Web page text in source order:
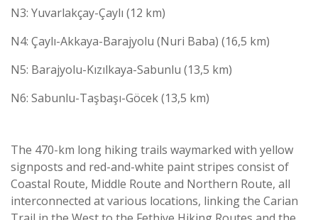
N3: Yuvarlakçay-Çaylı (12 km)
N4: Çaylı-Akkaya-Barajyolu (Nuri Baba) (16,5 km)
N5: Barajyolu-Kızılkaya-Sabunlu (13,5 km)
N6: Sabunlu-Taşbaşı-Göcek (13,5 km)
The 470-km long hiking trails waymarked with yellow
signposts and red-and-white paint stripes consist of
Coastal Route, Middle Route and Northern Route, all
interconnected at various locations, linking the Carian